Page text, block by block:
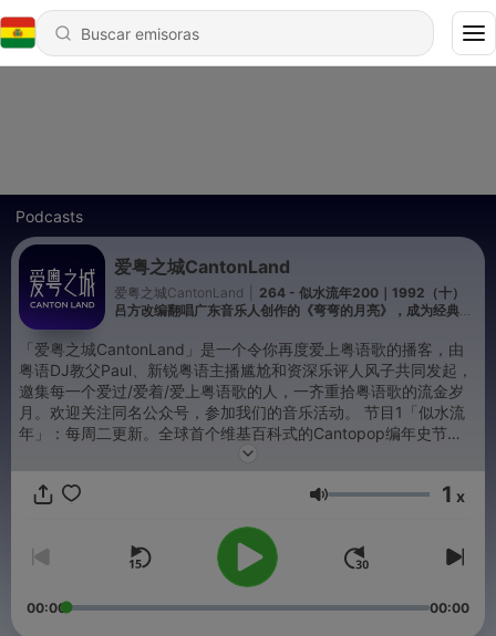
Podcasts
爱粤之城CantonLand
爱粤之城CantonLand
264 - 似水流年200｜1992（十）
吕方改编翻唱广东音乐人创作的《弯弯的月亮》，成为经典代
「爱粤之城CantonLand」是一个令你再度爱上粤语歌的播客，由
粤语DJ教父Paul、新锐粤语主播尴尬和资深乐评人风子共同发起，
邀集每一个爱过/爱着/爱上粤语歌的人，一齐重拾粤语歌的流金岁
月。欢迎关注同名公众号，参加我们的音乐活动。 节目1「似水流
年」：每周二更新。全球首个维基百科式的Cantopop编年史节
目，由跨世代主播Paul与尴尬对谈，讲述百年粤语歌的前世今生。
喜爱的粤语歌和背后的情感故事，特邀两岸三地音乐人、创作人、
Volumen 1 x
00:00 00:00